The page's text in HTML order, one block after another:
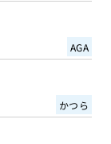
AGA
かつら